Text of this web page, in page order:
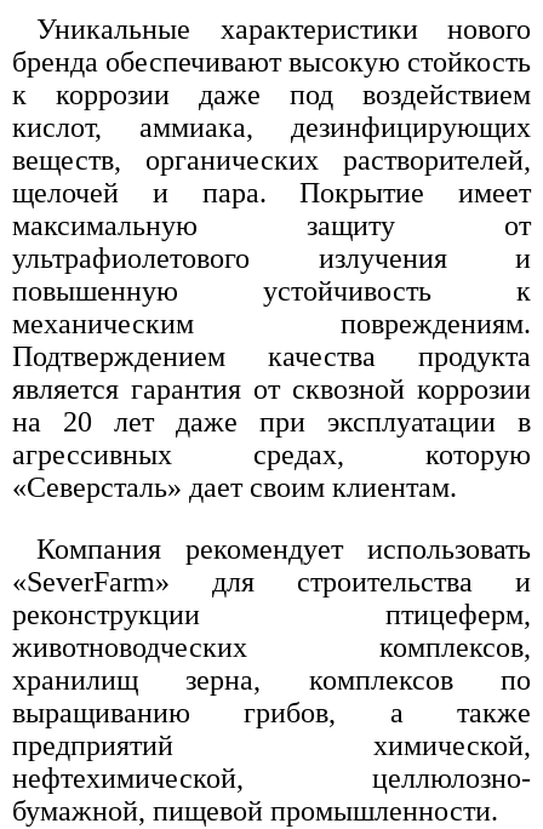
Уникальные характеристики нового
бренда обеспечивают высокую стойкость
к коррозии даже под воздействием
кислот, аммиака, дезинфицирующих
веществ, органических растворителей,
щелочей и пара. Покрытие имеет
максимальную защиту от
ультрафиолетового излучения и
повышенную устойчивость к
механическим повреждениям.
Подтверждением качества продукта
является гарантия от сквозной коррозии
на 20 лет даже при эксплуатации в
агрессивных средах, которую
«Северсталь» дает своим клиентам.
Компания рекомендует использовать
«SeverFarm» для строительства и
реконструкции птицеферм,
животноводческих комплексов,
хранилищ зерна, комплексов по
выращиванию грибов, а также
предприятий химической,
нефтехимической, целлюлозно-
бумажной, пищевой промышленности.